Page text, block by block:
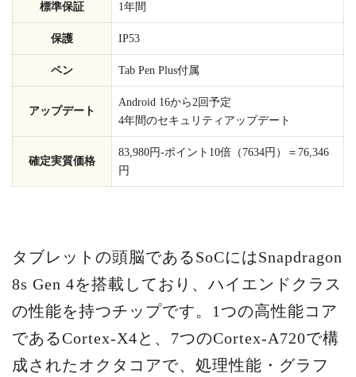
標準保証 1年間
保護 IP53
ペン Tab Pen Plus付属
アップデート
Android 16から2回予定
4年間のセキュリティアップデート
確定実質価格
83,980円-ポイント10倍（7634円）＝76,346
円
タブレットの頭脳であるSoCにはSnapdragon
8s Gen 4を搭載しており、ハイエンドクラス
の性能を持つチップです。1つの高性能コア
であるCortex‑X4と、7つのCortex‑A720で構
成されたオクタコアで、処理性能・グラフ